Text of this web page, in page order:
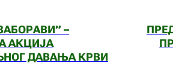
–
АКЦИЈА
ДАВАЊА КРВИ